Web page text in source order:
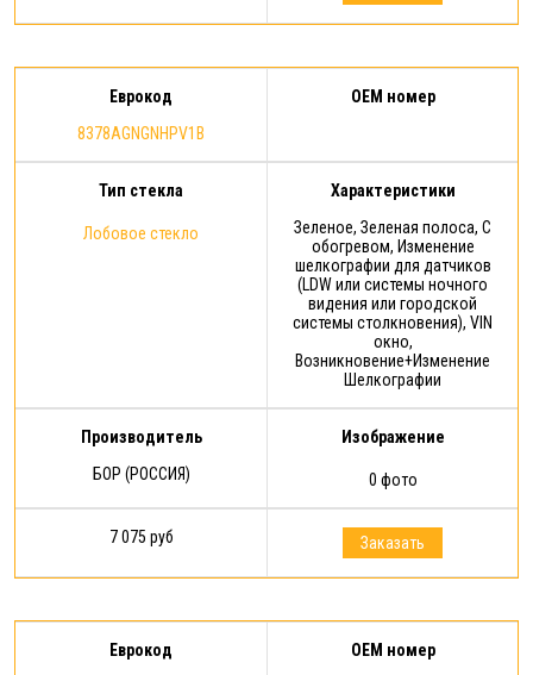
Еврокод
8378AGNGNHPV1B
OEM номер
Тип стекла
Лобовое стекло
Характеристики
Зеленое, Зеленая полоса, С
обогревом, Изменение
шелкографии для датчиков
(LDW или системы ночного
видения или городской
системы столкновения), VIN
окно,
Возникновение+Изменение
Шелкографии
Производитель
БОР (РОССИЯ)
Изображение
0 фото
7 075 руб Заказать
Еврокод
OEM номер